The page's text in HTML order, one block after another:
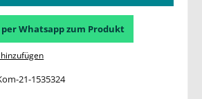
Whatsapp zum Produkt
21-1535324